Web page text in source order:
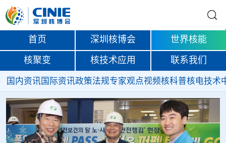
首页 深圳核博会 世界核能
核聚变 核技术应用 联系我们
国内资讯 国际资讯政策法规专家观点视频核科普核电技术